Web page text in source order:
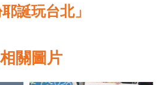
誕玩台北」
相關圖片